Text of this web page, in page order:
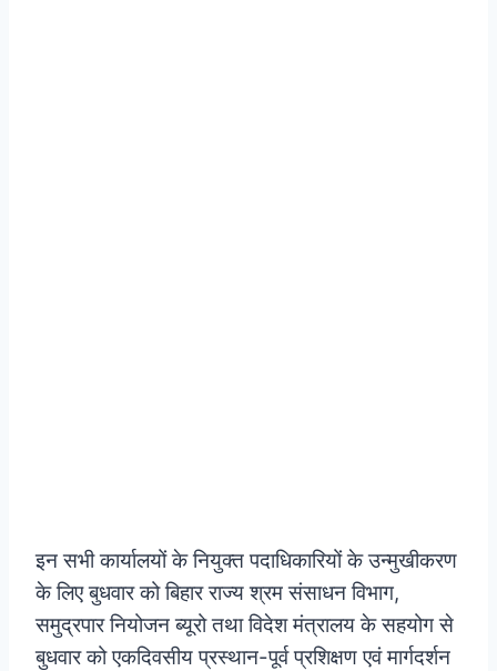
इन सभी कार्यालयों के नियुक्त पदाधिकारियों के उन्मुखीकरण
के लिए बुधवार को बिहार राज्य श्रम संसाधन विभाग,
समुद्रपार नियोजन ब्यूरो तथा विदेश मंत्रालय के सहयोग से
बुधवार को एकदिवसीय प्रस्थान-पूर्व प्रशिक्षण एवं मार्गदर्शन